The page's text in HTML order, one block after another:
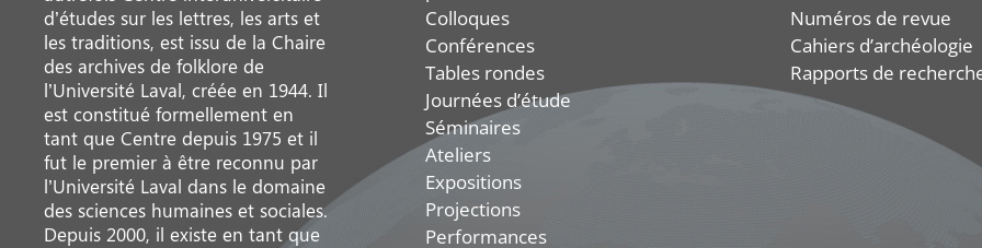
d’études sur les lettres, les arts et
les traditions, est issu de la Chaire
des archives de folklore de
l’Université Laval, créée en 1944. Il
est constitué formellement en
tant que Centre depuis 1975 et il
fut le premier à être reconnu par
l’Université Laval dans le domaine
des sciences humaines et sociales.
Depuis 2000, il existe en tant que
Colloques
Conférences
Tables rondes
Journées d’étude
Séminaires
Ateliers
Expositions
Projections
Performances
Numéros de revue
Cahiers d’archéologie
Rapports de